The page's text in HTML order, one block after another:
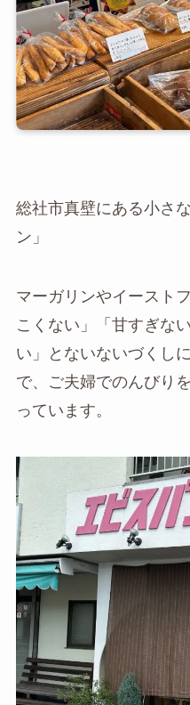
総社市真壁にある小さ
ン」
マーガリンやイースト
こくない」「甘すぎな
い」とないないづくし
で、ご夫婦でのんびり
っています。